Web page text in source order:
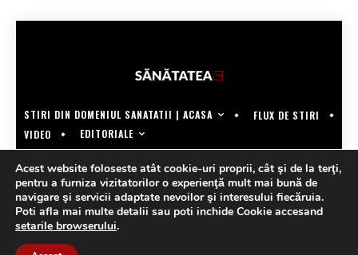
STIRI DIN DOMENIUL SANATATII | ACASA
FLUX DE STIRI
VIDEO
EDITORIALE
Acest website foloseste atât cookie-uri proprii, cât şi de la terţi,
pentru a furniza vizitatorilor o experienţă mult mai bună de
navigare şi servicii adaptate nevoilor şi interesului fiecăruia.
Poti afla mai multe detalii sau poti inchide Cookie accesand
setarile browserului.